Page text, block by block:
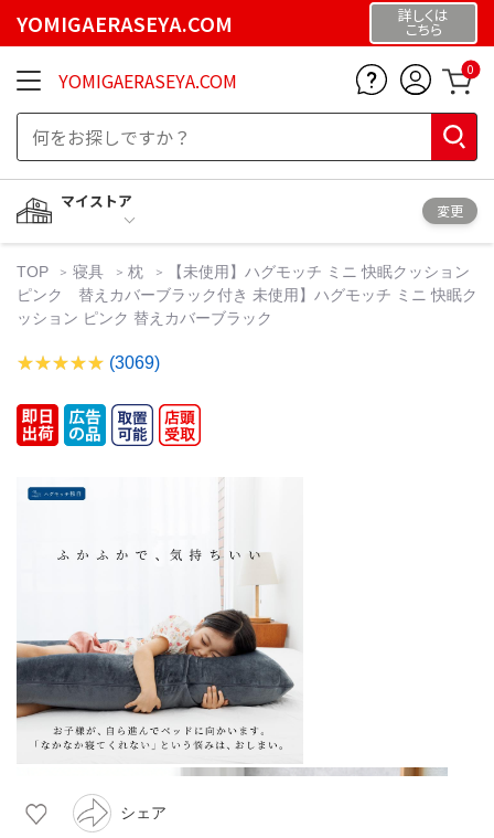
YOMIGAERASEYA.COM 詳しくは
こちら
YOMIGAERASEYA.COM 0
マイストア
変更
TOP 寝具 枕
【未使用】ハグモッチ ミニ 快眠クッション
ピンク 替えカバーブラック付き 未使用】ハグモッチ ミニ 快眠ク
ッション ピンク 替えカバーブラック
(3069)
シェア